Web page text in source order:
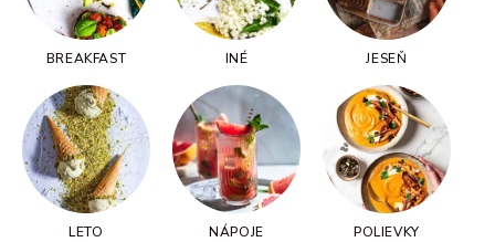
BREAKFAST INÉ JESEŇ
LETO NÁPOJE POLIEVKY